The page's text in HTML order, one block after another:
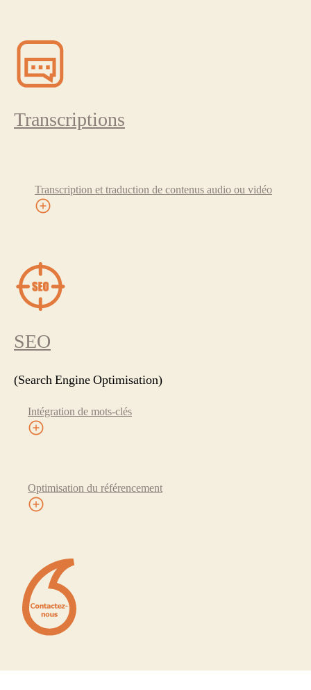
Transcriptions
Transcription et traduction de contenus audio ou vidéo
SEO
(Search Engine Optimisation)
Intégration de mots-clés
Optimisation du référencement